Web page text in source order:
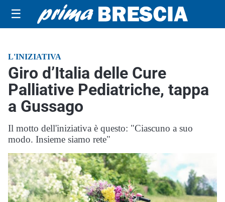
☰
L'INIZIATIVA
Giro d’Italia delle Cure
Palliative Pediatriche, tappa
a Gussago
Il motto dell'iniziativa è questo: "Ciascuno a suo
modo. Insieme siamo rete"